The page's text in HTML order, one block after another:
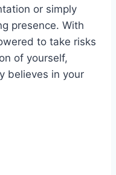
or simply
presence. With
to take risks
of yourself,
believes in your